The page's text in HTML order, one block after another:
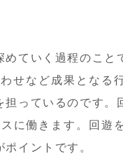
ていく過程のこと
せなど成果となる
っているのです。
に働きます。回遊
イントです。